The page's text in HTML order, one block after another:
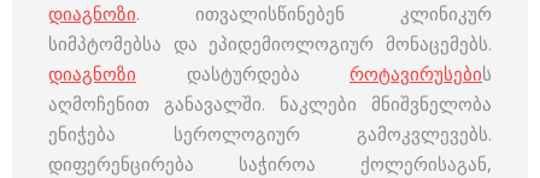
დიაგნოზი. ითვალისწინებენ კლინიკურ
სიმპტომებსა და ეპიდემიოლოგიურ მონაცემებს.
დიაგნოზი დასტურდება როტავირუსების
აღმოჩენით განავალში. ნაკლები მნიშვნელობა
ენიჭება სეროლოგიურ გამოკვლევებს.
დიფერენცირება საჭიროა ქოლერისაგან,